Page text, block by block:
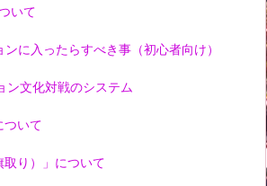
いて
ンに入ったらすべき事（初心者向け）
ン文化対戦のシステム
ついて
取り）」について